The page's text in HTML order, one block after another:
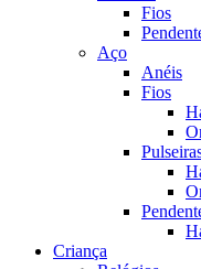
Fios
Aço
Anéis
Fios
Criança